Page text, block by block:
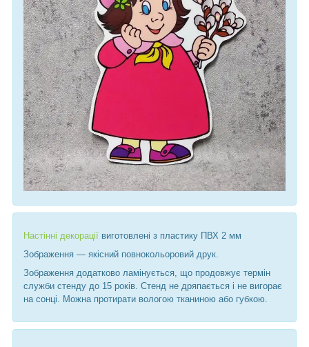
Настінні декорації виготовлені з пластику ПВХ 2 мм
Зображення ― якісний повнокольоровий друк.
Зображення додатково ламінується, що продовжує термін
служби стенду до 15 років. Стенд не дряпається і не вигорає
на сонці. Можна протирати вологою тканиною або губкою.